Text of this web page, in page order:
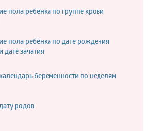
пола ребёнка по группе крови
пола ребёнка по дате рождения
дате зачатия
календарь беременности по неделям
родов